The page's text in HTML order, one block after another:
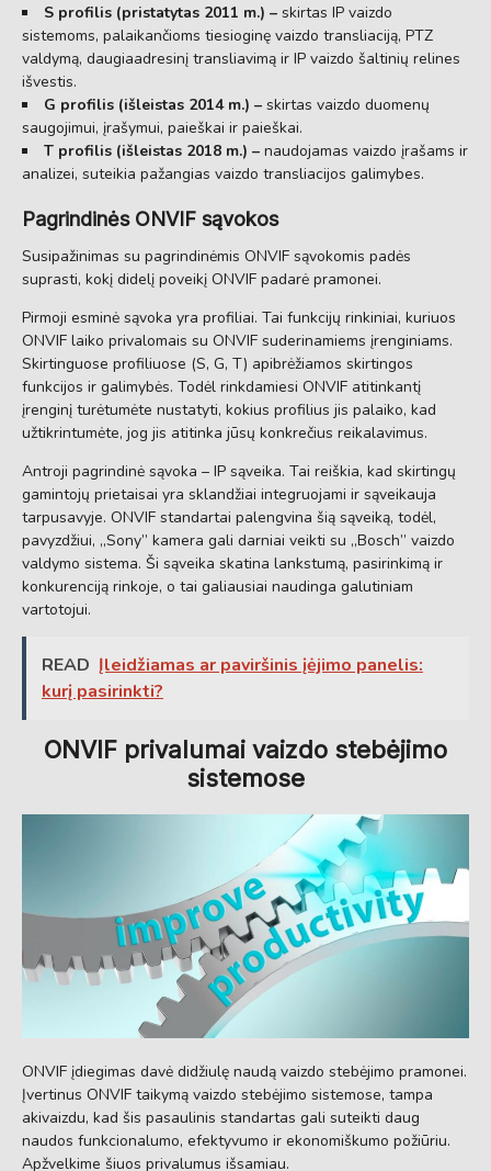
S profilis (pristatytas 2011 m.) – skirtas IP vaizdo
sistemoms, palaikančioms tiesioginę vaizdo transliaciją, PTZ
valdymą, daugiaadresinį transliavimą ir IP vaizdo šaltinių relines
išvestis.
G profilis (išleistas 2014 m.) – skirtas vaizdo duomenų
saugojimui, įrašymui, paieškai ir paieškai.
T profilis (išleistas 2018 m.) – naudojamas vaizdo įrašams ir
analizei, suteikia pažangias vaizdo transliacijos galimybes.
Pagrindinės ONVIF sąvokos
Susipažinimas su pagrindinėmis ONVIF sąvokomis padės
suprasti, kokį didelį poveikį ONVIF padarė pramonei.
Pirmoji esminė sąvoka yra profiliai. Tai funkcijų rinkiniai, kuriuos
ONVIF laiko privalomais su ONVIF suderinamiems įrenginiams.
Skirtinguose profiliuose (S, G, T) apibrėžiamos skirtingos
funkcijos ir galimybės. Todėl rinkdamiesi ONVIF atitinkantį
įrenginį turėtumėte nustatyti, kokius profilius jis palaiko, kad
užtikrintumėte, jog jis atitinka jūsų konkrečius reikalavimus.
Antroji pagrindinė sąvoka – IP sąveika. Tai reiškia, kad skirtingų
gamintojų prietaisai yra sklandžiai integruojami ir sąveikauja
tarpusavyje. ONVIF standartai palengvina šią sąveiką, todėl,
pavyzdžiui, „Sony” kamera gali darniai veikti su „Bosch” vaizdo
valdymo sistema. Ši sąveika skatina lankstumą, pasirinkimą ir
konkurenciją rinkoje, o tai galiausiai naudinga galutiniam
vartotojui.
READ Įleidžiamas ar paviršinis įėjimo panelis:
kurį pasirinkti?
ONVIF privalumai vaizdo stebėjimo
sistemose
ONVIF įdiegimas davė didžiulę naudą vaizdo stebėjimo pramonei.
Įvertinus ONVIF taikymą vaizdo stebėjimo sistemose, tampa
akivaizdu, kad šis pasaulinis standartas gali suteikti daug
naudos funkcionalumo, efektyvumo ir ekonomiškumo požiūriu.
Apžvelkime šiuos privalumus išsamiau.